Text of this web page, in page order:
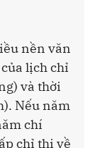
nền văn
lịch chỉ
và thời
Nếu năm
chí
chỉ thị về